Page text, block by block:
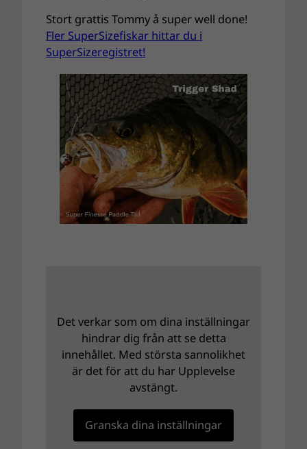
Stort grattis Tommy å super well done!
Fler SuperSizefiskar hittar du i
SuperSizeregistret!
Det verkar som om dina inställningar
hindrar dig från att se detta
innehållet. Med största sannolikhet
är det för att du har Upplevelse
avstängt.
Granska dina inställningar